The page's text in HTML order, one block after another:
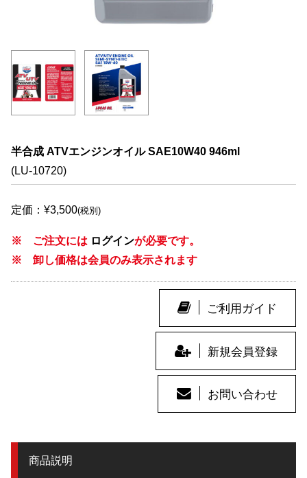
半合成 ATVエンジンオイル SAE10W40 946ml
(LU-10720)
定価：¥3,500(税別)
※ ご注文には ログインが必要です。
※ 卸し価格は会員のみ表示されます
ご利用ガイド
新規会員登録
お問い合わせ
商品説明